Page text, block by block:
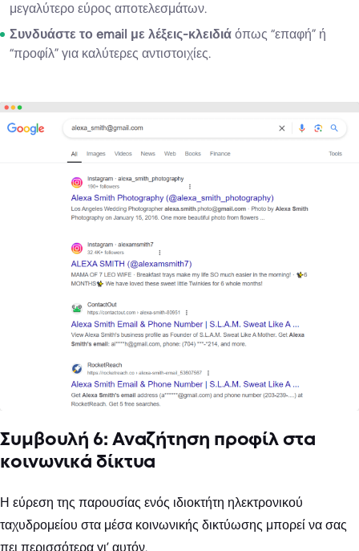
μεγαλύτερο εύρος αποτελεσμάτων.
Συνδυάστε το email με λέξεις-κλειδιά όπως “επαφή” ή
“προφίλ” για καλύτερες αντιστοιχίες.
Συμβουλή 6: Αναζήτηση προφίλ στα
κοινωνικά δίκτυα
Η εύρεση της παρουσίας ενός ιδιοκτήτη ηλεκτρονικού
ταχυδρομείου στα μέσα κοινωνικής δικτύωσης μπορεί να σας
πει περισσότερα γι’ αυτόν.